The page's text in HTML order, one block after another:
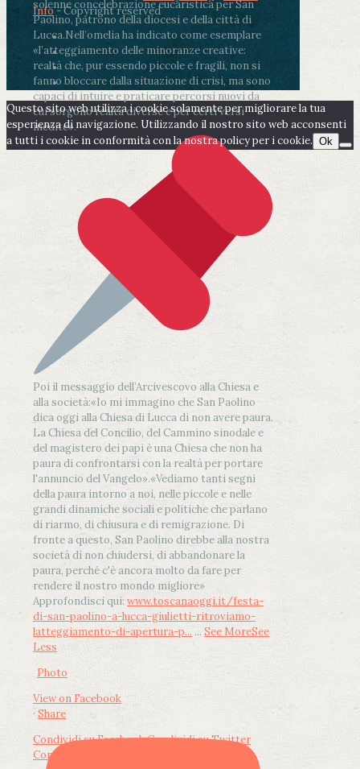
solenne concelebrazione eucaristica per San
Paolino, patrono della diocesi e della città di
Lucca.Nell’omelia ha indicato come esemplare
«l’atteggiamento delle minoranze creative:
realtà che, pur essendo piccole e fragili, non si
fanno bloccare dalla situazione di crisi, ma sono
capaci di intuire e praticare percorsi nuovi da
cui sorgono realtà diverse e per certi versi
inedite».
Poi il messaggio dell’Arcivescovo alla Chiesa e
alla società:«Io mi immagino che San Paolino
dica oggi alla Chiesa di Lucca di non avere paura.
La Chiesa del Concilio, del Cammino sinodale e
del magistero dei papi è una Chiesa che non ha
paura di confrontarsi con la realtà per portare
l'annuncio del Vangelo».«Vediamo tanti segni
della paura intorno a noi, nelle piccole e nelle
grandi dinamiche sociali e politiche che parlano
di riarmo, di chiusura e di remigrazione. Di
fronte a questo, San Paolino direbbe alla nostra
società di non chiudersi, di abbandonare la
paura, perché c'è ancora molto da fare per
rendere il nostro mondo migliore»
Approfondisci qui: www.toscanaoggi.it/festa-
di-san-paolino-a-lucca-giulietti-ritroviamo-
latteggiamento-di-apertura-p... ... See MoreSee
Less
Photo
View on Facebook
· Share
Condividi su FacebookCondividi su Twitter
Condividi su LinkedIn
Info- Copyright reserved
Questo sito web utilizza i cookie solamente per migliorare la tua
esperienza di navigazione. Utilizzando il nostro sito web acconsenti
a tutti i cookie in conformità con la nostra policy per i cookie. Ok